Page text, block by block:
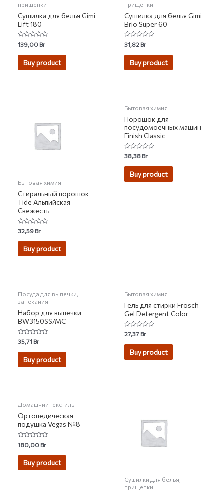
прищепки
Сушилка для белья Gimi
Lift 180
Rated
0
out
139,00Br
Buy product
прищепки
Сушилка для белья Gimi
Brio Super 60
Rated
0
out
31,82Br
Buy product
Бытовая химия
Стиральный порошок
Tide Альпийская
Свежесть
Rated
0
out
32,59Br
Buy product
Бытовая химия
Порошок для
посудомоечных машин
Finish Classic
Rated
0
out
38,38Br
Buy product
Посуда для выпечки,
запекания
Набор для выпечки
BW3150SS/MC
Rated
0
out
35,71Br
Buy product
Бытовая химия
Гель для стирки Frosch
Gel Detergent Color
Rated
0
out
27,37Br
Buy product
Домашний текстиль
Ортопедическая
подушка Vegas №8
Rated
0
out
180,00Br
Buy product
Сушилки для белья,
прищепки